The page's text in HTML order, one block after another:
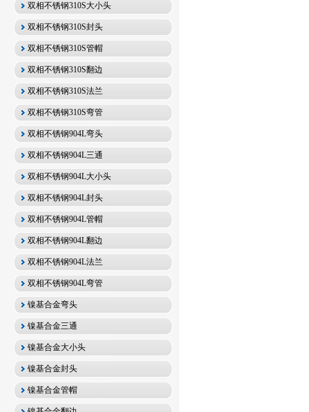
双相不锈钢310S大小头
双相不锈钢310S封头
双相不锈钢310S管帽
双相不锈钢310S翻边
双相不锈钢310S法兰
双相不锈钢310S弯管
双相不锈钢904L弯头
双相不锈钢904L三通
双相不锈钢904L大小头
双相不锈钢904L封头
双相不锈钢904L管帽
双相不锈钢904L翻边
双相不锈钢904L法兰
双相不锈钢904L弯管
镍基合金弯头
镍基合金三通
镍基合金大小头
镍基合金封头
镍基合金管帽